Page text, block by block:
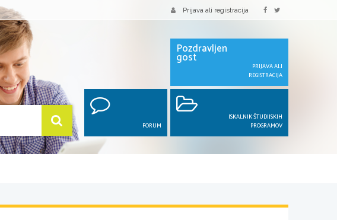
Prijava ali registracija
Pozdravljen
gost
PRIJAVA ALI
REGISTRACIJA
FORUM
ISKALNIK ŠTUDIJSKIH
PROGRAMOV